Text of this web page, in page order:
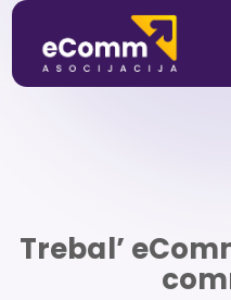
Trebal’